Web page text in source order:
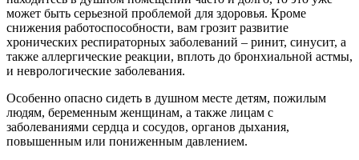
может быть серьезной проблемой для здоровья. Кроме
снижения работоспособности, вам грозит развитие
хронических респираторных заболеваний – ринит, синусит, а
также аллергические реакции, вплоть до бронхиальной астмы,
и неврологические заболевания.
Особенно опасно сидеть в душном месте детям, пожилым
людям, беременным женщинам, а также лицам с
заболеваниями сердца и сосудов, органов дыхания,
повышенным или пониженным давлением.